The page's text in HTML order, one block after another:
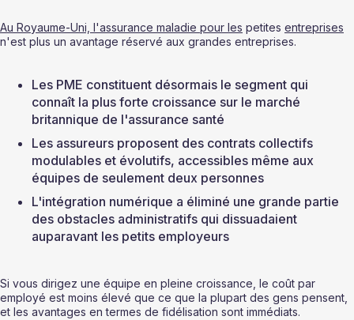
Au Royaume-Uni, l'assurance maladie pour les petites entreprises
n'est plus un avantage réservé aux grandes entreprises.
Les PME constituent désormais le segment qui
connaît la plus forte croissance sur le marché
britannique de l'assurance santé
Les assureurs proposent des contrats collectifs
modulables et évolutifs, accessibles même aux
équipes de seulement deux personnes
L'intégration numérique a éliminé une grande partie
des obstacles administratifs qui dissuadaient
auparavant les petits employeurs
Si vous dirigez une équipe en pleine croissance, le coût par
employé est moins élevé que ce que la plupart des gens pensent,
et les avantages en termes de fidélisation sont immédiats.